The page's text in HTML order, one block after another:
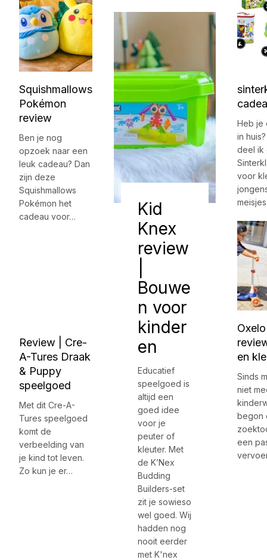
Squishmallows
Pokémon
review
Ben je nog
opzoek naar een
leuk cadeau? Dan
zijn deze
Squishmallows
Pokémon het
cadeau voor…
Review | Cre-
A-Tures Draak
& Puppy
speelgoed
Met dit Cre-A-
Tures speelgoed
komt de
verbeelding van
je kind tot leven.
Zo kun je er…
Kid
Knex
review
Bouwe
n voor
kinder
en
Educatief
speelgoed is
altijd een
goed idee
voor je
peuter of
kleuter. Met
de K’Nex
Budding
Builders-set
zit je sowieso
wel goed. Wij
hadden nog
nooit eerder
met K'nex
Heb je
in
deel ik
voor
en
Sinds
niet
begon
een